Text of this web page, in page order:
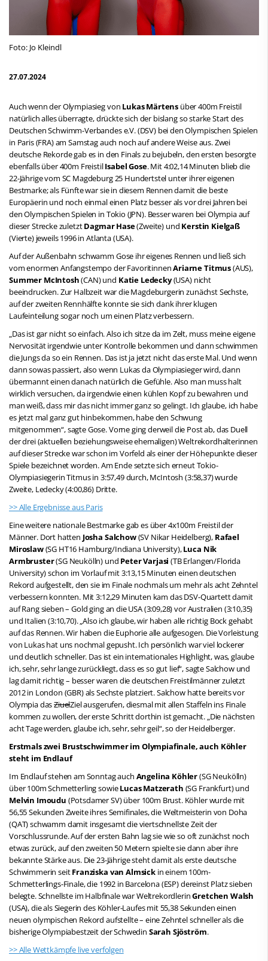
Foto: Jo Kleindl
27.07.2024
Auch wenn der Olympiasieg von Lukas Märtens über 400m Freistil
natürlich alles überragte, drückte sich der bislang so starke Start des
Deutschen Schwimm-Verbandes e.V. (DSV) bei den Olympischen Spielen
in Paris (FRA) am Samstag auch noch auf andere Weise aus. Zwei
deutsche Rekorde gab es in den Finals zu bejubeln, den ersten besorgte
ebenfalls über 400m FreistilIsabel Gose. Mit 4:02,14 Minuten blieb die
22-Jährige vom SC Magdeburg 25 Hundertstel unter ihrer eigenen
Bestmarke; als Fünfte war sie in diesem Rennen damit die beste
Europäerin und noch einmal einen Platz besser als vor drei Jahren bei
den Olympischen Spielen in Tokio (JPN). Besser waren bei Olympia auf
dieser Strecke zuletztDagmar Hase(Zweite) und Kerstin Kielgaß
(Vierte) jeweils 1996 in Atlanta (USA).
Auf der Außenbahn schwamm Gose ihr eigenes Rennen und ließ sich
vom enormen Anfangstempo der FavoritinnenAriarne Titmus(AUS),
Summer McIntosh(CAN) und Katie Ledecky(USA) nicht
beeindrucken. Zur Halbzeit war die Magdeburgerin zunächst Sechste,
auf der zweiten Rennhälfte konnte sie sich dank ihrer klugen
Laufeinteilung sogar noch um einen Platz verbessern.
„Das ist gar nicht so einfach. Also ich sitze da im Zelt, muss meine eigene
Nervosität irgendwie unter Kontrolle bekommen und dann schwimmen
die Jungs da so ein Rennen. Das ist ja jetzt nicht das erste Mal. Und wenn
dann sowas passiert, also wenn Lukas da Olympiasieger wird, dann
übermannt einen danach natürlich die Gefühle. Also man muss halt
wirklich versuchen, da irgendwie einen kühlen Kopf zu bewahren und
man weiß, dass mir das nicht immer ganz so gelingt. Ich glaube, ich habe
es jetzt mal ganz gut hinbekommen, habe den Schwung
mitgenommen“, sagte Gose. Vorne ging derweil die Post ab, das Duell
der drei (aktuellen beziehungsweise ehemaligen) Weltrekordhalterinnen
auf dieser Strecke war schon im Vorfeld als einer der Höhepunkte dieser
Spiele bezeichnet worden. Am Ende setzte sich erneut Tokio-
Olympiasiegerin Titmus in 3:57,49 durch, McIntosh (3:58,37) wurde
Zweite, Ledecky (4:00,86) Dritte.
>> Alle Ergebnisse aus Paris
Eine weitere nationale Bestmarke gab es über 4x100m Freistil der
Männer. Dort hatten Josha Salchow(SV Nikar Heidelberg), Rafael
Miroslaw(SG HT16 Hamburg/Indiana University),Luca Nik
Armbruster(SG Neukölln) und Peter Varjasi (TB Erlangen/Florida
University) schon im Vorlauf mit 3:13,15 Minuten einen deutschen
Rekord aufgestellt, den sie im Finale nochmals um mehr als acht Zehntel
verbessern konnten. Mit 3:12,29 Minuten kam das DSV-Quartett damit
auf Rang sieben – Gold ging an die USA (3:09,28) vor Australien (3:10,35)
und Italien (3:10,70). „Also ich glaube, wir haben alle richtig Bock gehabt
auf das Rennen. Wir haben die Euphorie alle aufgesogen. Die Vorleistung
von Lukas hat uns nochmal gepusht. Ich persönlich war viel lockerer
und deutlich schneller. Das ist ein internationales Highlight, was, glaube
ich, sehr, sehr lange zurückliegt, dass es so gut lief“, sagte Salchow und
lag damit richtig – besser waren die deutschen Freistilmänner zuletzt
2012 in London (GBR) als Sechste platziert. Salchow hatte bereits vor
Olympia dasZiuelZiel ausgerufen, diesmal mit allen Staffeln ins Finale
kommen zu wollen, der erste Schritt dorthin ist gemacht. „Die nächsten
acht Tage werden, glaube ich, sehr, sehr geil“, so der Heidelberger.
Erstmals zwei Brustschwimmer im Olympiafinale, auch Köhler
steht im Endlauf
Im Endlauf stehen am Sonntag auch Angelina Köhler(SG Neukölln)
über 100m Schmetterling sowieLucas Matzerath (SG Frankfurt) und
Melvin Imoudu (Potsdamer SV) über 100m Brust. Köhler wurde mit
56,55 Sekunden Zweite ihres Semifinales, die Weltmeisterin von Doha
(QAT) schwamm damit insgesamt die viertschnellste Zeit der
Vorschlussrunde. Auf der ersten Bahn lag sie wie so oft zunächst noch
etwas zurück, auf den zweiten 50 Metern spielte sie dann aber ihre
bekannte Stärke aus. Die 23-Jährige steht damit als erste deutsche
Schwimmerin seitFranziska van Almsick in einem 100m-
Schmetterlings-Finale, die 1992 in Barcelona (ESP) dereinst Platz sieben
belegte. Schnellste im Halbfinale war WeltrekordlerinGretchen Walsh
(USA), die als Siegerin des Köhler-Laufes mit 55,38 Sekunden einen
neuen olympischen Rekord aufstellte – eine Zehntel schneller als die
bisherige Olympiabestzeit der Schwedin Sarah Sjöström.
>> Alle Wettkämpfe live verfolgen